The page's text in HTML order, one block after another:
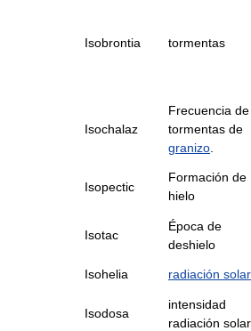
Isobrontia tormentas
Isochalaz
Frecuencia de
tormentas de
granizo
Isopectic
Formación de
hielo
Isotac
Época de
deshielo
Isohelia radiación solar
Isodosa
intensidad
radiación solar